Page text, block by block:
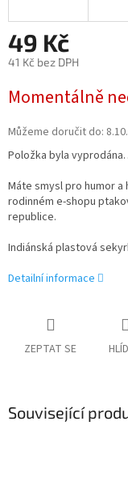
49 Kč
41 Kč bez DPH
cena:
Momentálně
Můžeme doručit do:
Položka byla
Máte smysl pro humor
rodinném e-shopu
republice.
Indiánská plastová
Detailní informace
ZEPTAT SE
Související